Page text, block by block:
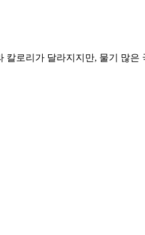
로리가 달라지지만, 물기 많은